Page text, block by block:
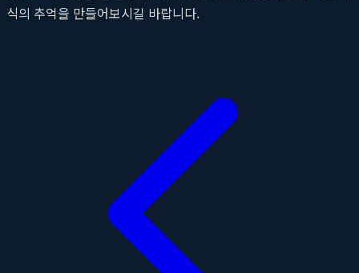
식의 추억을 만들어보시길 바랍니다.